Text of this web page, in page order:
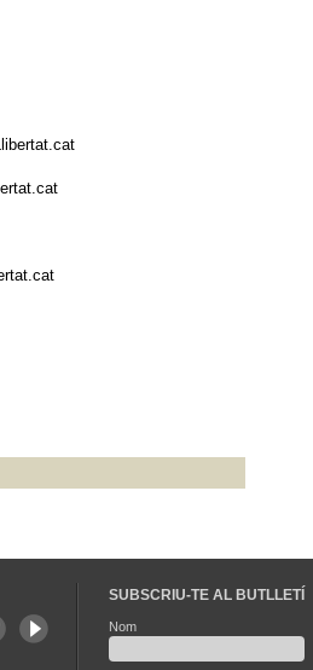
SUBSCRIU-TE AL BUTLLETÍ
Nom